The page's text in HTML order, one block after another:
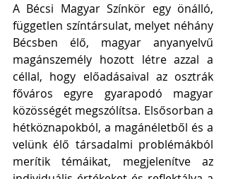
A Bécsi Magyar Színkör egy önálló,
független színtársulat, melyet néhány
Bécsben élő, magyar anyanyelvű
magánszemély hozott létre azzal a
céllal, hogy előadásaival az osztrák
főváros egyre gyarapodó magyar
közösségét megszólítsa. Elsősorban a
hétköznapokból, a magánéletből és a
velünk élő társadalmi problémákból
merítik témáikat, megjelenítve az